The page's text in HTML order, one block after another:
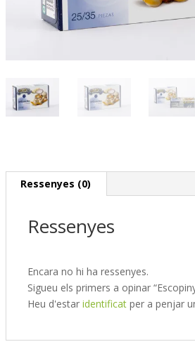
Ressenyes (0)
Ressenyes
Encara no hi ha ressenyes.
Sigueu els primers a opinar
Heu d'estaridentificat per a penjar